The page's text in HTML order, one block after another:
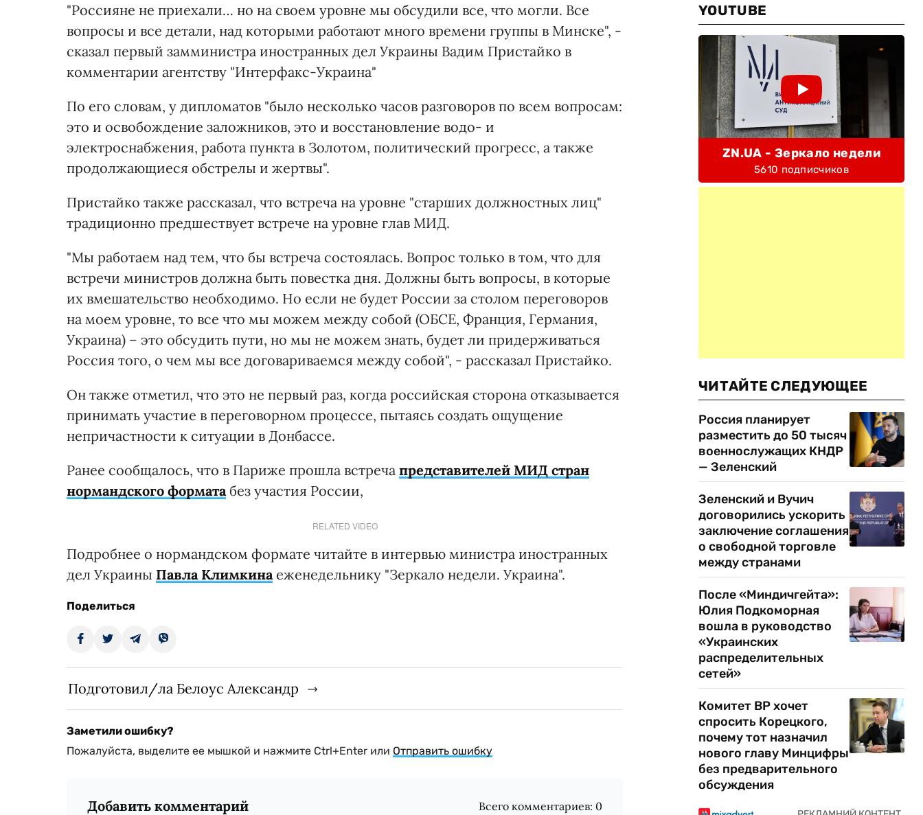
"Россияне не приехали… но на своем уровне мы обсудили все, что могли. Все
вопросы и все детали, над которыми работают много времени группы в Минске", -
сказал первый замминистра иностранных дел Украины Вадим Пристайко в
комментарии агентству "Интерфакс-Украина"
По его словам, у дипломатов "было несколько часов разговоров по всем вопросам:
это и освобождение заложников, это и восстановление водо- и
электроснабжения, работа пункта в Золотом, политический прогресс, а также
продолжающиеся обстрелы и жертвы".
Пристайко также рассказал, что встреча на уровне "старших должностных лиц"
традиционно предшествует встрече на уровне глав МИД.
"Мы работаем над тем, что бы встреча состоялась. Вопрос только в том, что для
встречи министров должна быть повестка дня. Должны быть вопросы, в которые
их вмешательство необходимо. Но если не будет России за столом переговоров
на моем уровне, то все что мы можем между собой (ОБСЕ, Франция, Германия,
Украина) – это обсудить пути, но мы не можем знать, будет ли придерживаться
Россия того, о чем мы все договариваемся между собой", - рассказал Пристайко.
Он также отметил, что это не первый раз, когда российская сторона отказывается
принимать участие в переговорном процессе, пытаясь создать ощущение
непричастности к ситуации в Донбассе.
Ранее сообщалось, что в Париже прошла встреча представителей МИД стран
нормандского формата без участия России,
RELATED VIDEO
Подробнее о нормандском формате читайте в интервью министра иностранных
дел Украины Павла Климкина еженедельнику "Зеркало недели. Украина".
Поделиться
Подготовил/ла Белоус Александр
Заметили ошибку?
Пожалуйста, выделите ее мышкой и нажмите Ctrl+Enter или Отправить ошибку
Добавить комментарий Всего комментариев: 0
YOUTUBE
ZN.UA - Зеркало недели
5610 подписчиков
ЧИТАЙТЕ СЛЕДУЮЩЕЕ
Россия планирует
разместить до 50 тысяч
военнослужащих КНДР
— Зеленский
Зеленский и Вучич
договорились ускорить
заключение соглашения
о свободной торговле
между странами
После «Миндичгейта»:
Юлия Подкоморная
вошла в руководство
«Украинских
распределительных
сетей»
Комитет ВР хочет
спросить Корецкого,
почему тот назначил
нового главу Минцифры
без предварительного
обсуждения